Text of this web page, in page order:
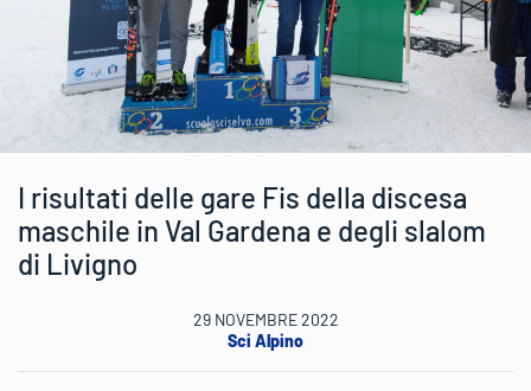
I risultati delle gare Fis della discesa
maschile in Val Gardena e degli slalom
di Livigno
29 NOVEMBRE 2022
Sci Alpino